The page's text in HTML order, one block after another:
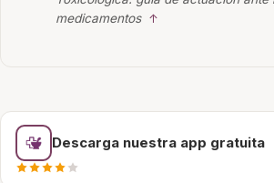
medicamentos ↑
Descarga nuestra app gratuita